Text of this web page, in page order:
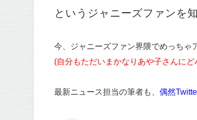
というジャニーズファンを
今、ジャニーズファン界隈でめっちゃ
(自分もただいまかなりあや子さんに
最新ニュース担当の筆者も、偶然